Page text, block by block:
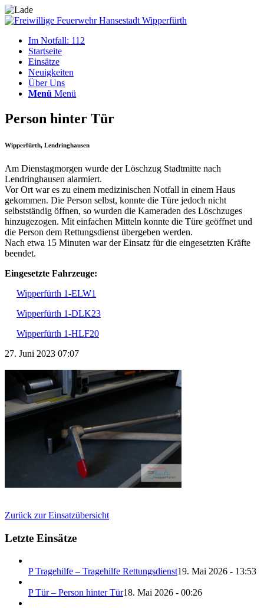
Im Notfall: 112
Startseite
Einsätze
Neuigkeiten
Über Uns
Menü Menü
Person hinter Tür
Wipperfürth, Lendringhausen
Am Dienstagmorgen wurde der Löschzug Stadtmitte nach
Lendringhausen alarmiert.
Vor Ort war es zu einem medizinischen Notfall in einem Haus
gekommen. Die Person selbst, konnte die Türe jedoch nicht
selbstständig öffnen, so wurden die Kameraden des Löschzuges
hinzugezogen. Mit einfachen Mitteln konnte die Türe geöffnet und
die Person dem Rettungsdienst übergeben werden.
Nach etwa 15 Minuten war der Einsatz für die eingesetzten Kräfte
beendet.
Eingesetzte Fahrzeuge:
Wipperfürth 1-ELW1
Wipperfürth 1-DLK23
Wipperfürth 1-HLF20
27. Juni 2023 07:07
Zurück zur Einsatzübersicht
Letzte Einsätze
P Tragehilfe – Tragehilfe Rettungsdienst19. Mai 2026 - 13:53
P Tür – Person hinter Tür18. Mai 2026 - 00:26